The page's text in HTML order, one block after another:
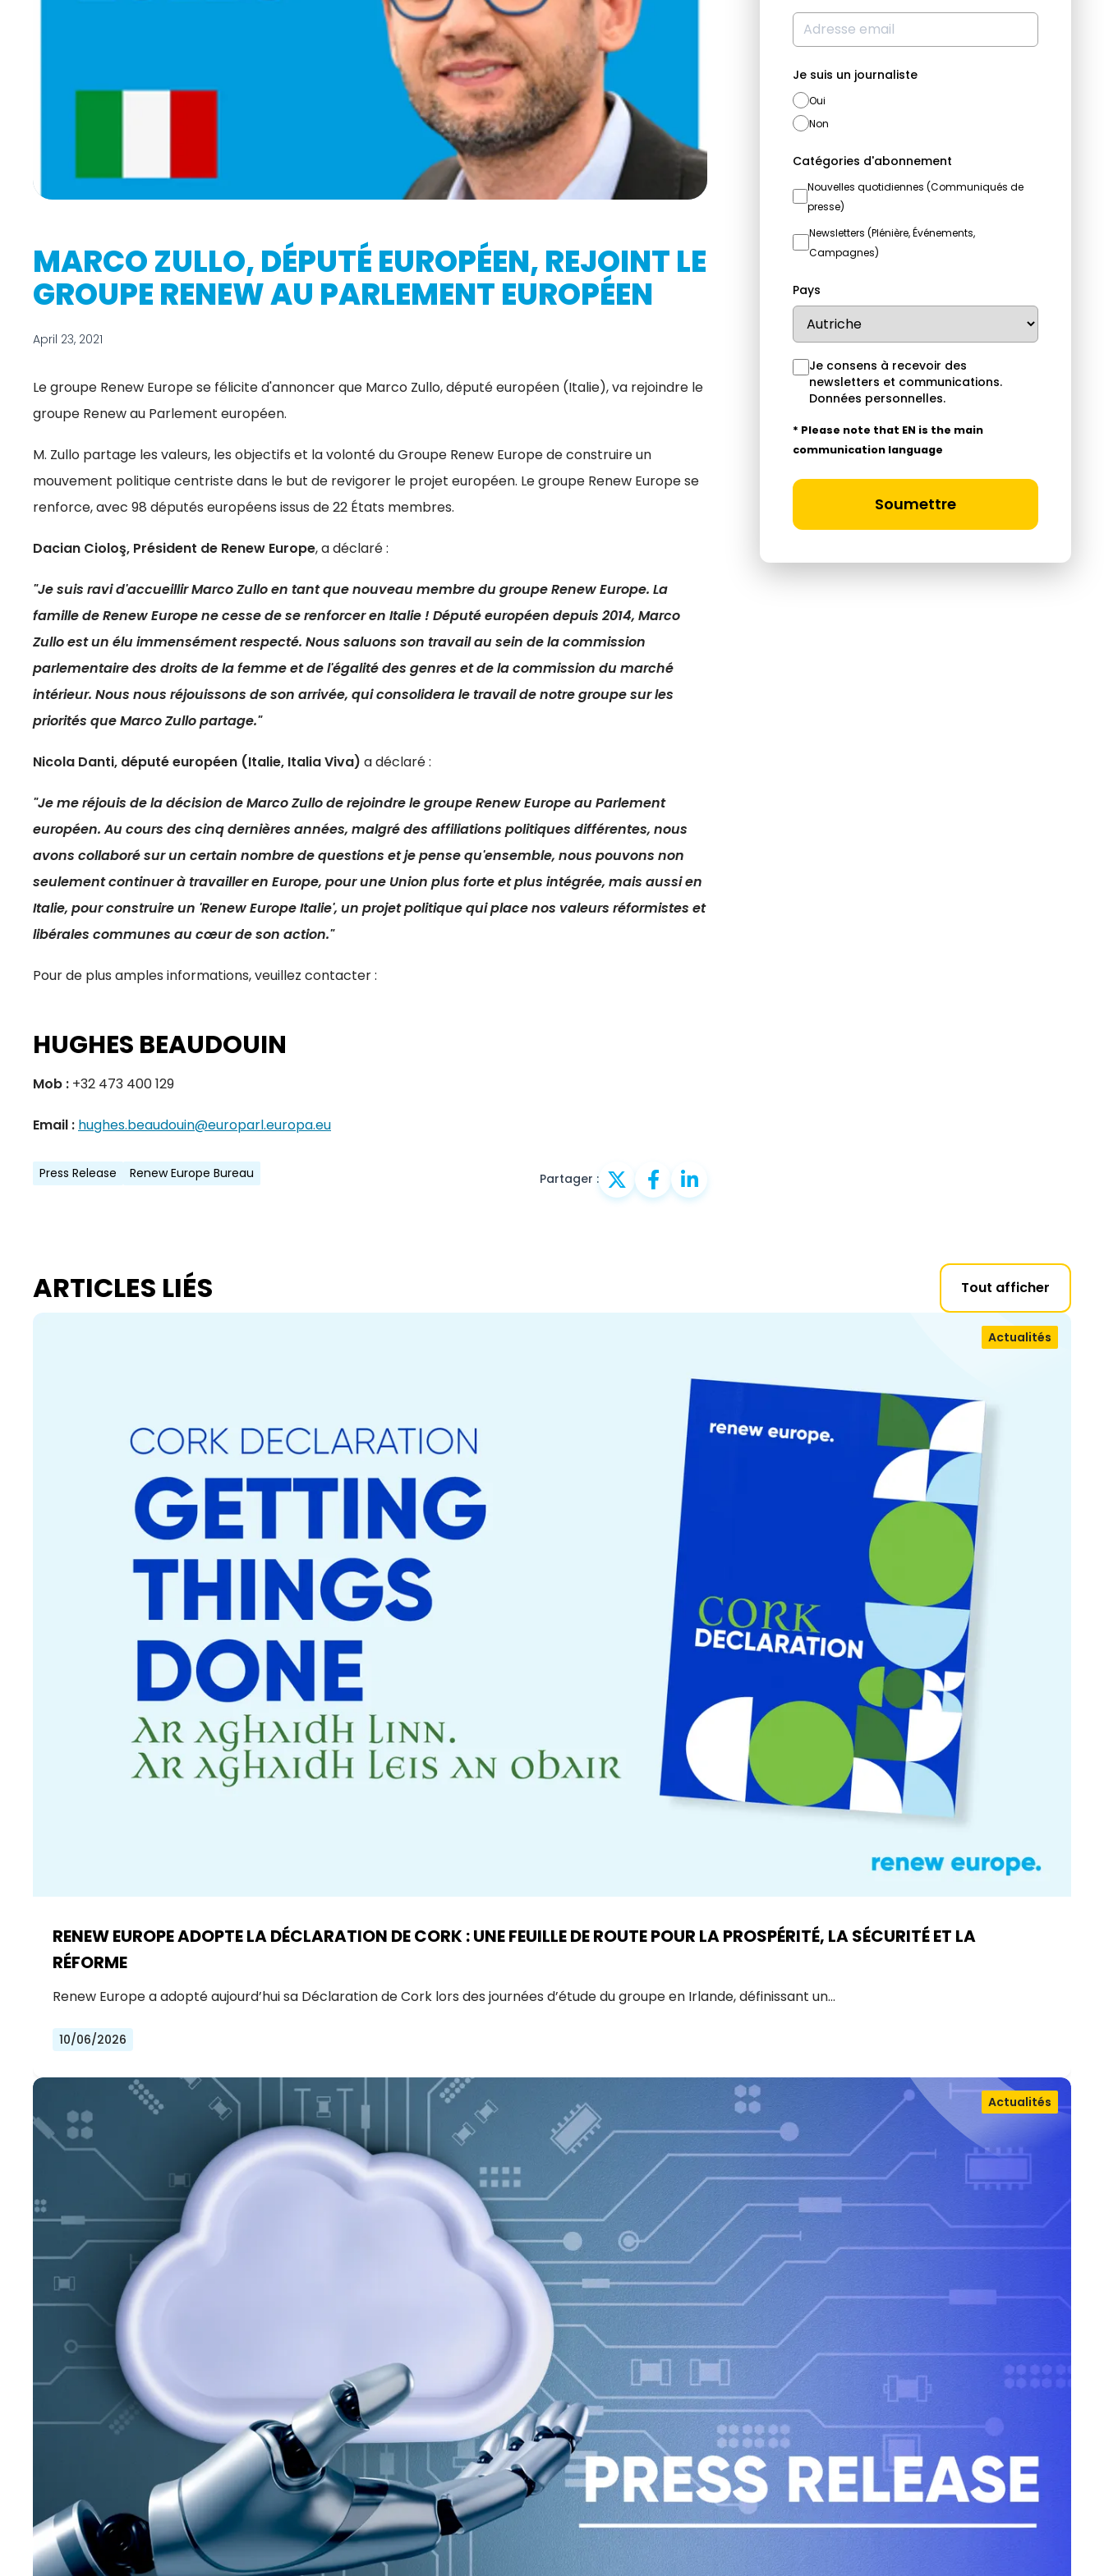
MARCO ZULLO, DÉPUTÉ EUROPÉEN, REJOINT LE
GROUPE RENEW AU PARLEMENT EUROPÉEN
April 23, 2021
Le groupe Renew Europe se félicite d'annoncer que Marco Zullo, député européen (Italie), va rejoindre le
groupe Renew au Parlement européen.
M. Zullo partage les valeurs, les objectifs et la volonté du Groupe Renew Europe de construire un
mouvement politique centriste dans le but de revigorer le projet européen. Le groupe Renew Europe se
renforce, avec 98 députés européens issus de 22 États membres.
Dacian Cioloş, Président de Renew Europe, a déclaré :
"Je suis ravi d'accueillir Marco Zullo en tant que nouveau membre du groupe Renew Europe. La
famille de Renew Europe ne cesse de se renforcer en Italie ! Député européen depuis 2014, Marco
Zullo est un élu immensément respecté. Nous saluons son travail au sein de la commission
parlementaire des droits de la femme et de l'égalité des genres et de la commission du marché
intérieur. Nous nous réjouissons de son arrivée, qui consolidera le travail de notre groupe sur les
priorités que Marco Zullo partage."
Nicola Danti, député européen (Italie, Italia Viva) a déclaré :
"Je me réjouis de la décision de Marco Zullo de rejoindre le groupe Renew Europe au Parlement
européen. Au cours des cinq dernières années, malgré des affiliations politiques différentes, nous
avons collaboré sur un certain nombre de questions et je pense qu'ensemble, nous pouvons non
seulement continuer à travailler en Europe, pour une Union plus forte et plus intégrée, mais aussi en
Italie, pour construire un 'Renew Europe Italie', un projet politique qui place nos valeurs réformistes et
libérales communes au cœur de son action."
Pour de plus amples informations, veuillez contacter :
HUGHES BEAUDOUIN
Mob : +32 473 400 129
Email : hughes.beaudouin@europarl.europa.eu
Press Release Renew Europe Bureau Partager :
Je suis un journaliste
Oui
Non
Catégories d'abonnement
Nouvelles quotidiennes (Communiqués de
presse)
Newsletters (Plénière, Événements,
Campagnes)
Pays
Je consens à recevoir des
newsletters et communications.
Données personnelles.
* Please note that EN is the main
communication language
Soumettre
ARTICLES LIÉS Tout afficher
RENEW EUROPE ADOPTE LA DÉCLARATION DE CORK : UNE FEUILLE DE ROUTE POUR LA PROSPÉRITÉ, LA SÉCURITÉ ET LA
RÉFORME
Actualités
Renew Europe a adopté aujourd’hui sa Déclaration de Cork lors des journées d’étude du groupe en Irlande, définissant un…
10/06/2026
Actualités